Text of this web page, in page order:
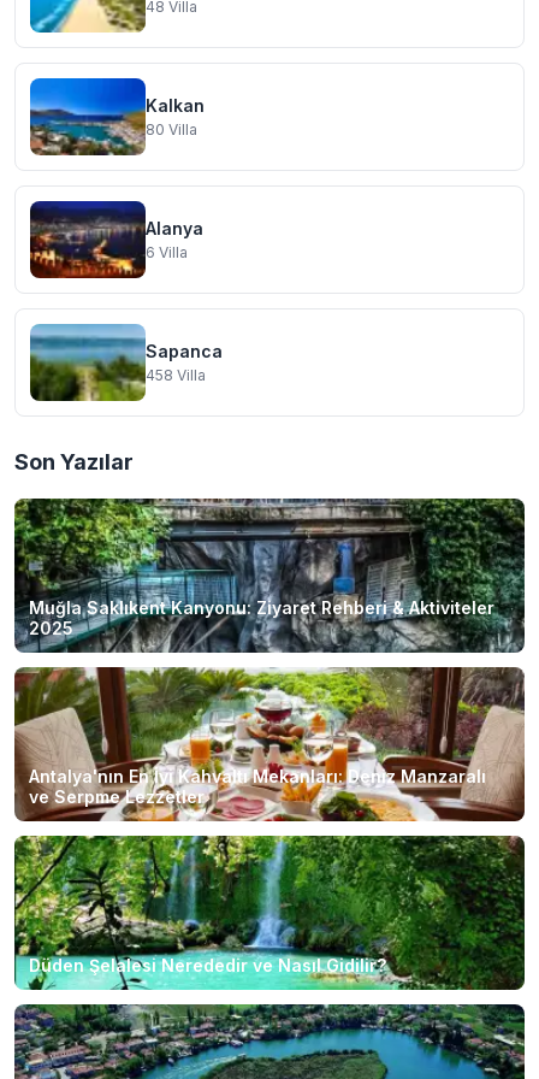
48 Villa
Kalkan
80 Villa
Alanya
6 Villa
Sapanca
458 Villa
Son Yazılar
Muğla Saklıkent Kanyonu: Ziyaret Rehberi & Aktiviteler
2025
Antalya'nın En İyi Kahvaltı Mekanları: Deniz Manzaralı
ve Serpme Lezzetler
Düden Şelalesi Nerededir ve Nasıl Gidilir?